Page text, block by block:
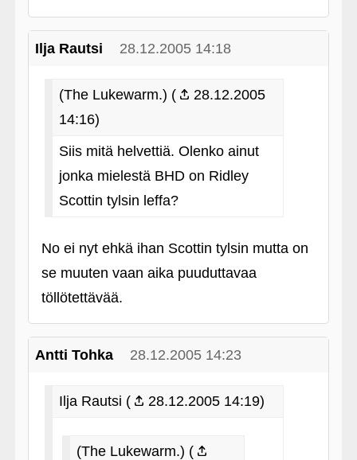
Ilja Rautsi 28.12.2005 14:18
(The Lukewarm.) (
28.12.2005
14:16)
Siis mitä helvettiä. Olenko ainut
jonka mielestä BHD on Ridley
Scottin tylsin leffa?
No ei nyt ehkä ihan Scottin tylsin mutta on
se muuten vaan aika puuduttavaa
töllötettävää.
Antti Tohka 28.12.2005 14:23
Ilja Rautsi ( 28.12.2005 14:19)
(The Lukewarm.) (